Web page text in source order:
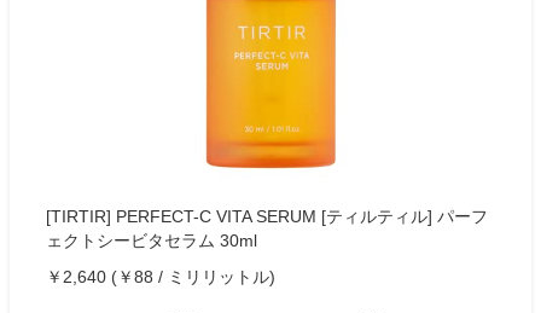
[TIRTIR] PERFECT-C VITA SERUM [ティルティル] パーフ
ェクトシービタセラム 30ml
￥2,640 (￥88 / ミリリットル)